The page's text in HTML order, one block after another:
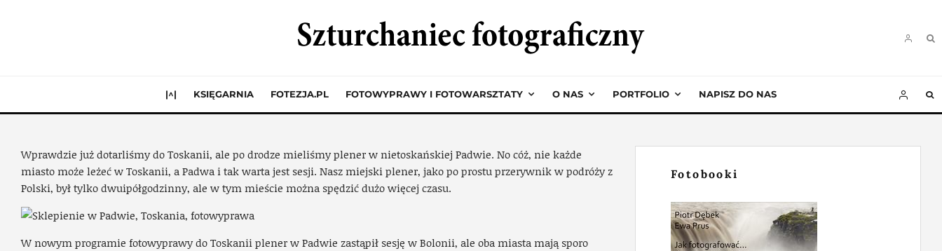
|^| KSIĘGARNIA FOTEZJA.PL FOTOWYPRAWY I FOTOWARSZTATY O NAS PORTFOLIO NAPISZ DO NAS
Warsztaty fotograficzne
Padwa – w drodze do Toskanii
Piotr 22 września 2019 · 31 widok
Wprawdzie już dotarliśmy do Toskanii, ale po drodze mieliśmy plener w nietoskańskiej Padwie. No cóż, nie każde
miasto może leżeć w Toskanii, a Padwa i tak warta jest sesji. Nasz miejski plener, jako po prostu przerywnik w podróży z
Polski, był tylko dwuipółgodzinny, ale w tym mieście można spędzić dużo więcej czasu.
W nowym programie fotowyprawy do Toskanii plener w Padwie zastąpił sesję w Bolonii, ale oba miasta mają sporo
Fotobooki